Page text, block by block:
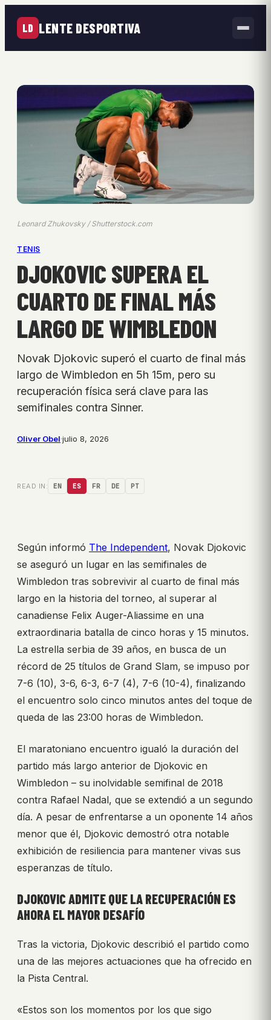
LD LENTE DESPORTIVA
Leonard Zhukovsky / Shutterstock.com
TENIS
DJOKOVIC SUPERA EL
CUARTO DE FINAL MÁS
LARGO DE WIMBLEDON
Novak Djokovic superó el cuarto de final más
largo de Wimbledon en 5h 15m, pero su
recuperación física será clave para las
semifinales contra Sinner.
Oliver Obel·julio 8, 2026
READ IN: EN ES FR DE PT
Según informó The Independent, Novak Djokovic
se aseguró un lugar en las semifinales de
Wimbledon tras sobrevivir al cuarto de final más
largo en la historia del torneo, al superar al
canadiense Felix Auger-Aliassime en una
extraordinaria batalla de cinco horas y 15 minutos.
La estrella serbia de 39 años, en busca de un
récord de 25 títulos de Grand Slam, se impuso por
7-6 (10), 3-6, 6-3, 6-7 (4), 7-6 (10-4), finalizando
el encuentro solo cinco minutos antes del toque de
queda de las 23:00 horas de Wimbledon.
El maratoniano encuentro igualó la duración del
partido más largo anterior de Djokovic en
Wimbledon – su inolvidable semifinal de 2018
contra Rafael Nadal, que se extendió a un segundo
día. A pesar de enfrentarse a un oponente 14 años
menor que él, Djokovic demostró otra notable
exhibición de resiliencia para mantener vivas sus
esperanzas de título.
DJOKOVIC ADMITE QUE LA RECUPERACIÓN ES
AHORA EL MAYOR DESAFÍO
Tras la victoria, Djokovic describió el partido como
una de las mejores actuaciones que ha ofrecido en
la Pista Central.
«Estos son los momentos por los que sigo